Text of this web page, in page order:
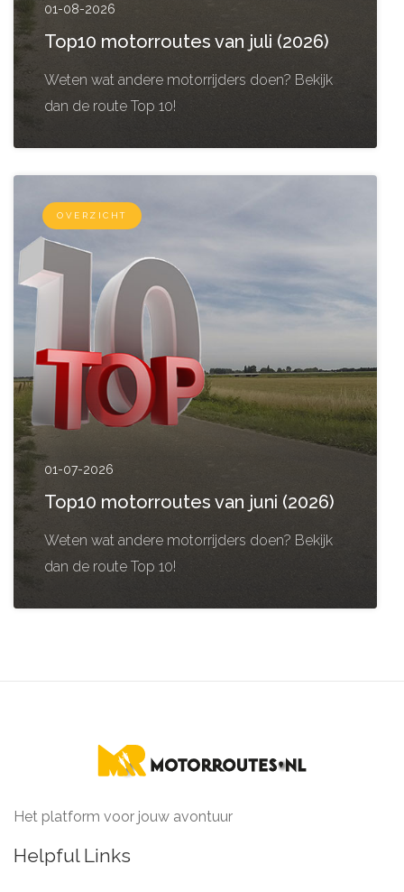
01-08-2026
Top10 motorroutes van juli (2026)
Weten wat andere motorrijders doen? Bekijk
dan de route Top 10!
OVERZICHT
01-07-2026
Top10 motorroutes van juni (2026)
Weten wat andere motorrijders doen? Bekijk
dan de route Top 10!
Het platform voor jouw avontuur
Helpful Links